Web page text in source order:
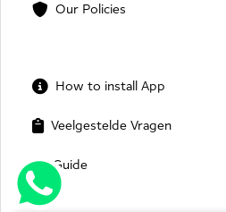
Our Policies
How to install App
Veelgestelde Vragen
Guide